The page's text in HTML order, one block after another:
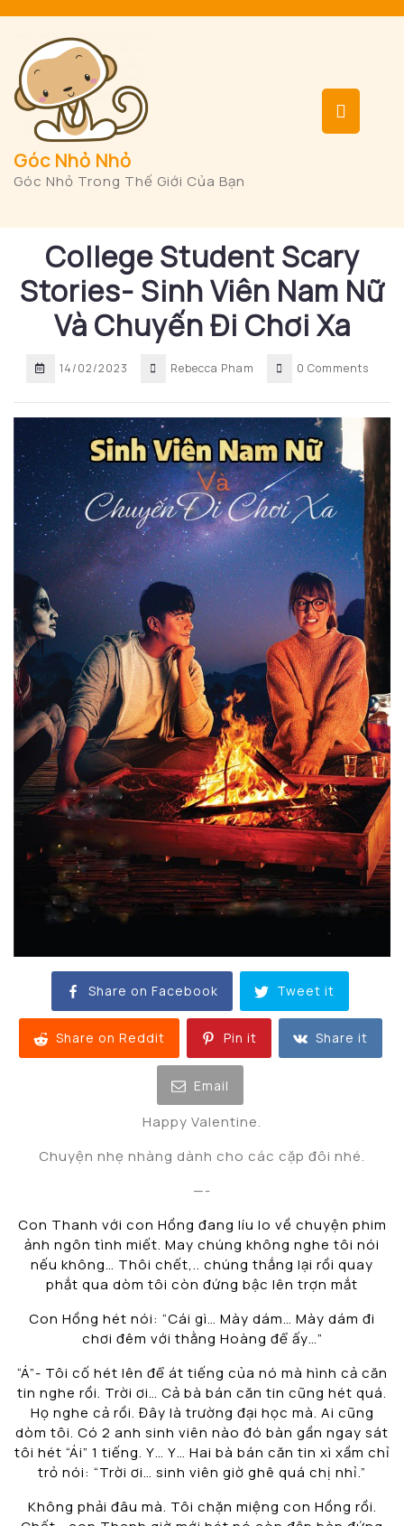
content
Góc Nhỏ Nhỏ
Góc Nhỏ Trong Thế Giới Của Bạn
College Student Scary
Stories- Sinh Viên Nam Nữ
Và Chuyến Đi Chơi Xa
14/02/2023 Rebecca Pham 0 Comments
Share on Facebook Tweet it
Share on Reddit Pin it Share it
Email
Happy Valentine.
Chuyện nhẹ nhàng dành cho các cặp đôi nhé.
—-
Con Thanh với con Hồng đang líu lo về chuyện phim
ảnh ngôn tình miết. May chúng không nghe tôi nói
nếu không… Thôi chết,.. chúng thắng lại rồi quay
phắt qua dòm tôi còn đứng bậc lên trợn mắt
Con Hồng hét nói: “Cái gì… Mày dám… Mày dám đi
chơi đêm với thằng Hoàng để ấy…”
“Á”- Tôi cố hét lên để át tiếng của nó mà hình cả căn
tin nghe rồi. Trời ơi… Cả bà bán căn tin cũng hét quá.
Họ nghe cả rồi. Đây là trường đại học mà. Ai cũng
dòm tôi. Có 2 anh sinh viên nào đó bàn gần ngay sát
tôi hét “Ái” 1 tiếng. Y… Y… Hai bà bán căn tin xì xầm chỉ
trỏ nói: “Trời ơi… sinh viên giờ ghê quá chị nhỉ.”
Không phải đâu mà. Tôi chặn miệng con Hồng rồi.